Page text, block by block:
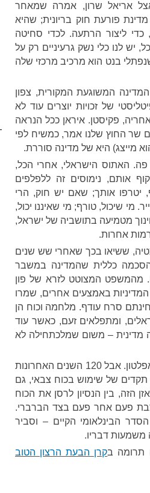
אריאל שרון, אמרה שמאחר
פורעת חוק בריונית; שהיא
ליצור הרתעה. לכדי סחיטה
יש לנו כלי נשק גרעיניים רק על
בנט הוא מרכיב מרכזי שלה
המשוגעת המקורית, צפון
של זכויות יוצרים עוד לא
פקיסטן. איראן ככל הנראה
שר החוץ שלנו אמר, כמשיח לפי
מייצג) היא של מדינה סוררת.
האתוס הישראלי, אחרי הכל,
אותם, נימוסים זה ללפלפים
יטרפו אותך; שאם יש חוק, הרי
מי שיכול, טורף; מי שאיננו יכול,
מטמיעה בתושביה של ישראל,
אחרות.
ששיאו בכך שאחרי שש שנים
כללית שהמדינה במשבר
מהמשפט המצוטט לזרא של פון
באמצעים אחרים, שמרו
סרח עודף. מלחמה וכוח הן
ומתפלאים זעם, כאשר עוד
מדינית – משום שמלכתחילה לא
העולם לא מושלם. פה לא עולם האידיאות של אפלטון. אבל 120 השנים האחרונות
תקדים של שימוש בכוח צבאי, גם
הזה, בין הנסיון לרסן את הכוח
פעם אחר פעם בצד הברברי.
הבינלאומי הקיים – וסביר
משמעות דבריו.
תרומה בקרן הבעת הרצון הטוב